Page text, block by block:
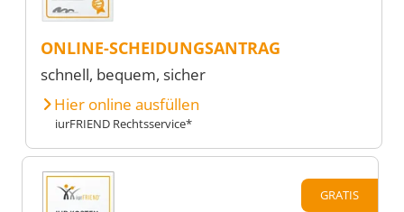
ONLINE-SCHEIDUNGSANTRAG
schnell, bequem, sicher
Hier online ausfüllen
iurFRIEND Rechtsservice*
GRATIS